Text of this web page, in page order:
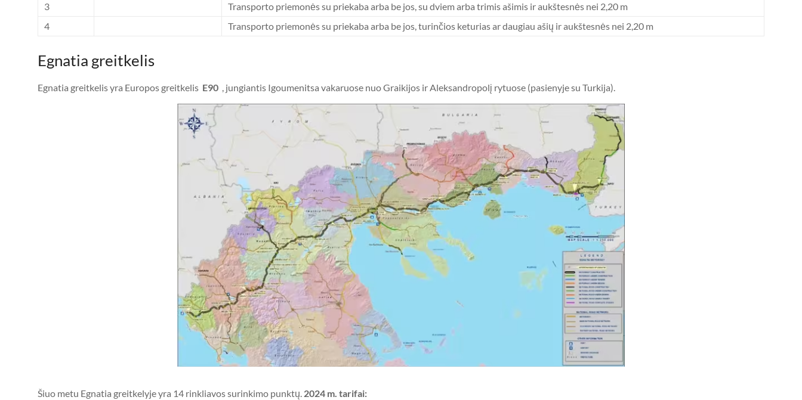
3
Transporto priemonės su priekaba arba be jos, su dviem arba trimis ašimis ir aukštesnės nei 2,20 m
4
Transporto priemonės su priekaba arba be jos, turinčios keturias ar daugiau ašių ir aukštesnės nei 2,20 m
Egnatia greitkelis
Egnatia greitkelis yra Europos greitkelis E90 , jungiantis Igoumenitsa vakaruose nuo Graikijos ir Aleksandropolį rytuose (pasienyje su Turkija).
Šiuo metu Egnatia greitkelyje yra 14 rinkliavos surinkimo punktų. 2024 m. tarifai: